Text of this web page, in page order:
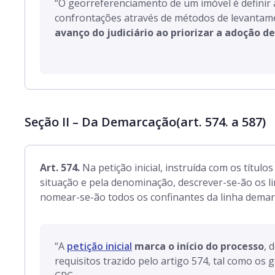
“O georreferenciamento de um imóvel é
confrontações através de métodos de
avanço do judiciário ao priorizar a adoção
Seção II – Da Demarcação(art. 574. a 587)
Art. 574. Na petição inicial, instruída com os
situação e pela denominação, descrever-se-ão
nomear-se-ão todos os confinantes da linha
“A petição inicial marca o início do processo,
requisitos trazido pelo artigo 574, tal como os